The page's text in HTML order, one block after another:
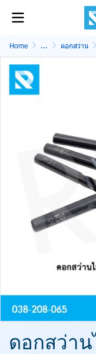
Home ... ดอกสว่าน
ดอกสว่าน